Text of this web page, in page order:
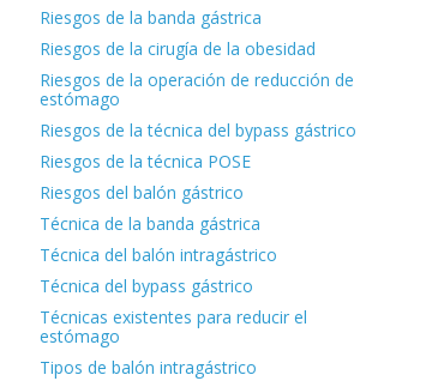
Riesgos de la banda gástrica
Riesgos de la cirugía de la obesidad
Riesgos de la operación de reducción de
estómago
Riesgos de la técnica del bypass gástrico
Riesgos de la técnica POSE
Riesgos del balón gástrico
Técnica de la banda gástrica
Técnica del balón intragástrico
Técnica del bypass gástrico
Técnicas existentes para reducir el
estómago
Tipos de balón intragástrico